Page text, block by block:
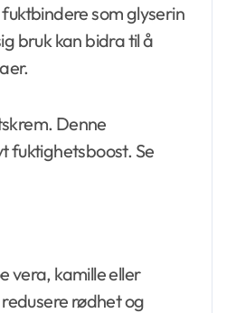
som glyserin
bruk kan bidra til å
Denne
fuktighetsboost. Se
vera, kamille eller
rødhet og